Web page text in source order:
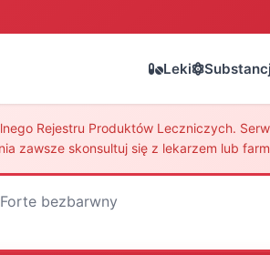
Leki
Rejestru Produktów Leczniczych.
zawsze skonsultuj się z lekarzem lub
bezbarwny